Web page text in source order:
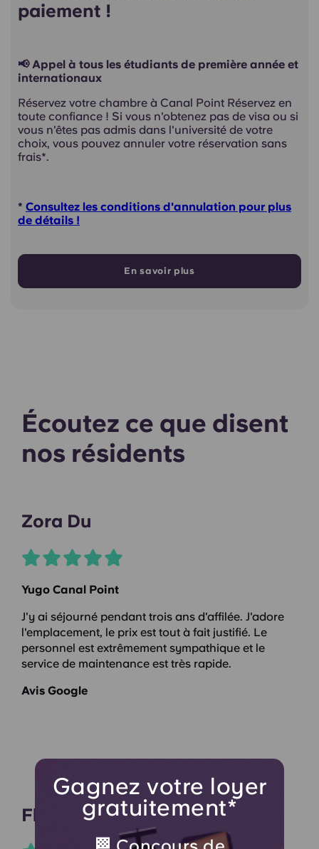
Gagnez votre loyer
gratuitement*
paiement !
📢 Appel à tous les étudiants de première année et
internationaux
Réservez votre chambre à Canal Point Réservez en
toute confiance ! Si vous n'obtenez pas de visa ou si
vous n'êtes pas admis dans l'université de votre
choix, vous pouvez annuler votre réservation sans
frais*.
* Consultez les conditions d'annulation pour plus
de détails !
En savoir plus
Écoutez ce que disent
nos résidents
Zora Du
Yugo Canal Point
J'y ai séjourné pendant trois ans d'affilée. J'adore
l'emplacement, le prix est tout à fait justifié. Le
personnel est extrêmement sympathique et le
service de maintenance est très rapide.
Avis Google
Flore